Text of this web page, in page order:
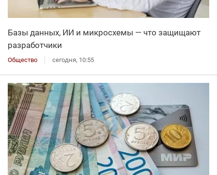
Базы данных, ИИ и микросхемы — что защищают
разработчики
Общество сегодня, 10:55